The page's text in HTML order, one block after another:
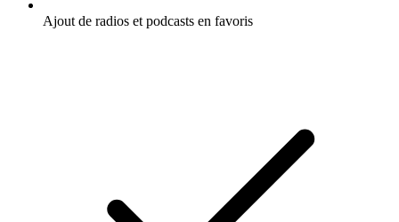
Ajout de radios et podcasts en favoris